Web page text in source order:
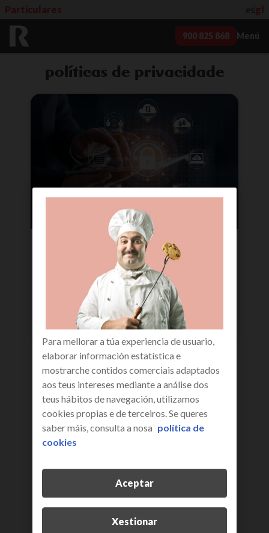
Particulares gl
900 825 868 Menú
políticas de privacidade
política de privacidade para
webs e apps
máis información
dereitos en protección de
datos
Para mellorar a túa experiencia de usuario,
elaborar información estatística e
mostrarche contidos comerciais adaptados
aos teus intereses mediante a análise dos
teus hábitos de navegación, utilizamos
cookies propias e de terceiros. Se queres
saber máis, consulta a nosa política de
cookies
Xestionar
Aceptar